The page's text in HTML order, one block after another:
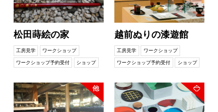
松田蒔絵の家
工房見学 ワークショップ
ワークショップ予約受付 ショップ
越前ぬりの漆遊館
工房見学 ワークショップ
ワークショップ予約受付 ショップ